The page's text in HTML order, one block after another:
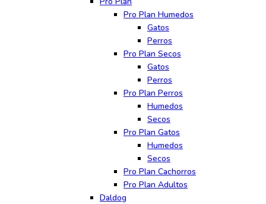
Pro Plan Humedos
Gatos
Perros
Pro Plan Secos
Gatos
Perros
Pro Plan Perros
Humedos
Secos
Pro Plan Gatos
Humedos
Secos
Pro Plan Cachorros
Pro Plan Adultos
Daldog